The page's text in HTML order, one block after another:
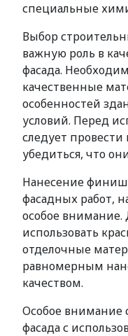
специальные
Выбор
важную роль в
фасада.
качественные
особенностей
условий. Перед
следует
убедиться, что
Нанесение
фасадных работ,
особое внимание.
использовать
отделочные
равномерным
качеством.
Особое внимание
фасада с